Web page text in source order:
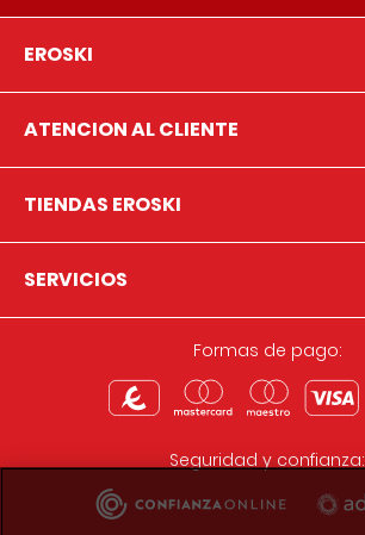
EROSKI
ATENCION AL CLIENTE
TIENDAS EROSKI
SERVICIOS
Formas de pago:
Seguridad y confianza: